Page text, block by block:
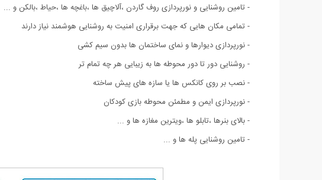
- تامین روشنایی و نورپردازی روف گاردن ،آلاچیق ها ،باغچه ها ،حیاط ،بالکن و ...
- تمامی مکان هایی که جهت برقراری امنیت به روشنایی هوشمند نیاز دارند
- نورپردازی دیوارها و نمای ساختمان ها بدون سیم کشی
- روشنایی دور تا دور محوطه ها به زیبایی هر چه تمام تر
- نصب بر روی کانکس ها یا سازه های پیش ساخته
- نورپردازی ایمن و مطمئن محوطه بازی کودکان
- بالای بنرها ،تابلو ها ،ویترین مغازه ها و ...
- تامین روشنایی پله ها و ...